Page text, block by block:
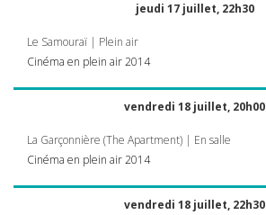
jeudi 17 juillet, 22h30
Le Samouraï | Plein air
Cinéma en plein air 2014
vendredi 18 juillet, 20h00
La Garçonnière (The Apartment) | En salle
Cinéma en plein air 2014
vendredi 18 juillet, 22h30